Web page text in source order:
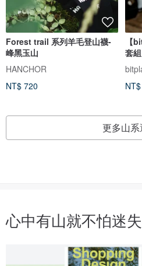
Forest trail 系列羊毛登山襪-
峰黑玉山
HANCHOR
NT$ 720
【
套組
更多山系
心中有山就不怕迷失